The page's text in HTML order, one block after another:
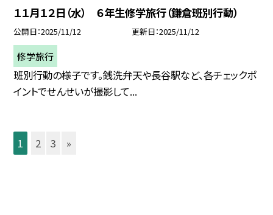
１１月１２日（水） ６年生修学旅行（鎌倉班別行動）
公開日 2025/11/12 更新日 2025/11/12
修学旅行
班別行動の様子です。銭洗弁天や長谷駅など、各チェックポ
イントでせんせいが撮影して...
1 2 3 »